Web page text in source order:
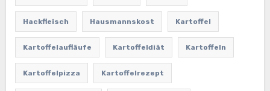
Hackfleisch Hausmannskost Kartoffel
Kartoffelaufläufe Kartoffeldiät Kartoffeln
Kartoffelpizza Kartoffelrezept